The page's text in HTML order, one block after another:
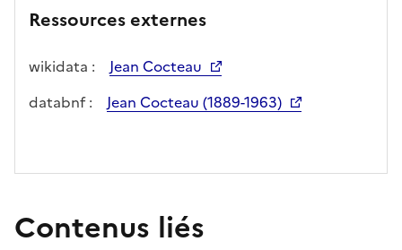
Ressources externes
wikidata :
Jean Cocteau
databnf :
Jean Cocteau (1889-1963)
Contenus liés